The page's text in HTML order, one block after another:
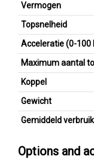
Vermogen
Topsnelheid
Acceleratie (0-100
Maximum aantal
Koppel
Gewicht
Gemiddeld verbruik
Options and